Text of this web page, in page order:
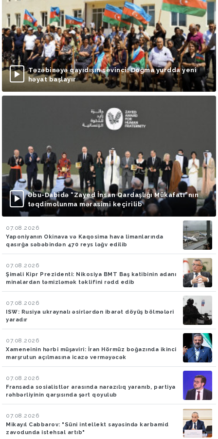
Təzəbinəyə qayıdışın sevinci: Doğma yurdda yeni
həyat başlayır
Əbu-Dabidə “Zayed İnsan Qardaşlığı Mükafatı”nın
təqdimolunma mərasimi keçirilib
07.08.2026
Yaponiyanın Okinava və Kaqosima hava limanlarında
qasırğa səbəbindən 470 reys ləğv edilib
07.08.2026
Şimali Kipr Prezidenti: Nikosiya BMT Baş katibinin adanı
minalardan təmizləmək təklifini rədd edib
07.08.2026
ISW: Rusiya ukraynalı əsirlərdən ibarət döyüş bölmələri
yaradır
07.08.2026
Xameneinin hərbi müşaviri: İran Hörmüz boğazında ikinci
marşrutun açılmasına icazə verməyəcək
07.08.2026
Fransada sosialistlər arasında narazılıq yaranıb, partiya
rəhbərliyinin qarşısında şərt qoyulub
07.08.2026
Mikayıl Cabbarov: "Süni intellekt sayəsində karbamid
zavodunda istehsal artıb"